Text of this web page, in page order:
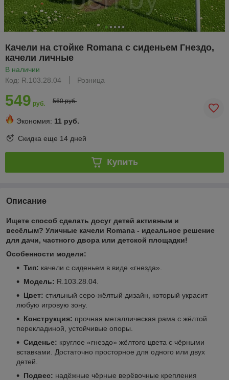
Качели на стойке Romana с сиденьем Гнездо,
качели личные
В наличии
Код: R.103.28.04
Розница
549 руб. 560 руб.
Экономия: 11 руб.
Скидка еще 14 дней
Купить
Описание
Ищете способ сделать досуг детей активным и
весёлым? Уличные качели Romana - идеальное решение
для дачи, частного двора или детской площадки!
Особенности модели:
Тип: качели с сиденьем в виде «гнезда».
Модель: R.103.28.04.
Цвет: стильный серо-жёлтый дизайн, который украсит
любую игровую зону.
Конструкция: прочная металлическая рама с жёлтой
перекладиной, устойчивые опоры.
Сиденье: круглое «гнездо» жёлтого цвета с чёрными
вставками. Достаточно просторное для одного или двух
детей.
Подвес: надёжные чёрные верёвочные крепления